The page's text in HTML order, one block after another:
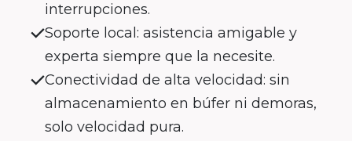
interrupciones.
Soporte local: asistencia amigable y
experta siempre que la necesite.
Conectividad de alta velocidad: sin
almacenamiento en búfer ni demoras,
solo velocidad pura.